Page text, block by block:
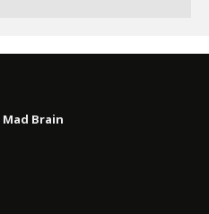
Mad Brain